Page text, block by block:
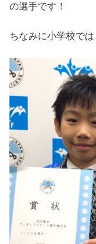
の選手です！
ちなみに小学校では